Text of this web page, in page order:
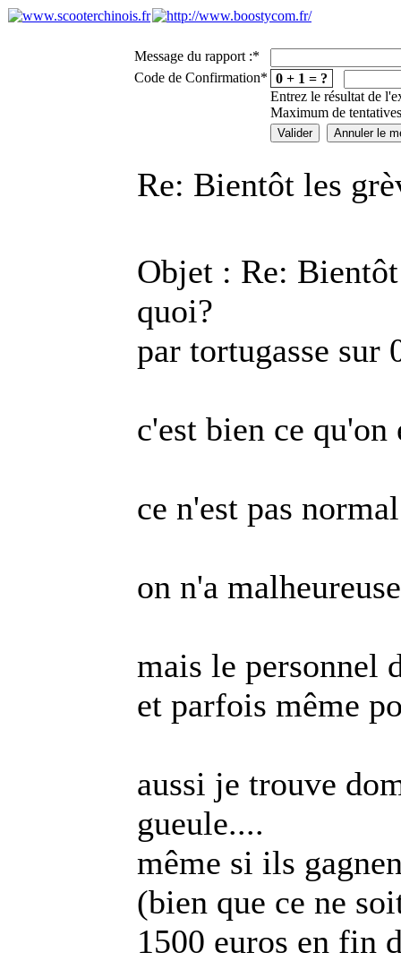
Message du rapport :*
Code de Confirmation* 0 + 1 = ?
Entrez le résultat de
Maximum de
Re: Bientôt les
Objet : Re:
quoi?
par tortugasse sur
c'est bien ce qu'on
ce n'est pas
on n'a
mais le personnel
et parfois même
aussi je trouve
gueule....
même si ils
(bien que ce ne
1500 euros en fin